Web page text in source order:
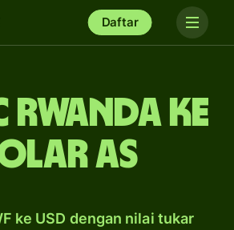
Daftar
ke
AS
ke USD dengan nilai tukar